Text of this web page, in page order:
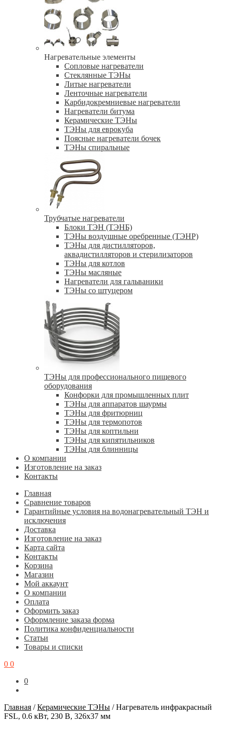
Нагревательные элементы
Сопловые нагреватели
Стеклянные ТЭНы
Литые нагреватели
Ленточные нагреватели
Карбидокремниевые нагреватели
Нагреватели битума
Керамические ТЭНы
ТЭНы для еврокуба
Поясные нагреватели бочек
ТЭНы спиральные
Трубчатые нагреватели
Блоки ТЭН (ТЭНБ)
ТЭНы воздушные оребренные (ТЭНР)
ТЭНы для дистилляторов,
аквадистилляторов и стерилизаторов
ТЭНы для котлов
ТЭНы масляные
Нагреватели для гальваники
ТЭНы со штуцером
ТЭНы для профессионального пищевого
оборудования
Конфорки для промышленных плит
ТЭНы для аппаратов шаурмы
ТЭНы для фритюрниц
ТЭНы для термопотов
ТЭНы для коптильни
ТЭНы для кипятильников
ТЭНы для блинницы
О компании
Изготовление на заказ
Контакты
Главная
Cравнение товаров
Гарантийные условия на водонагревательный ТЭН и
исключения
Доставка
Изготовление на заказ
Карта сайта
Контакты
Корзина
Магазин
Мой аккаунт
О компании
Оплата
Оформить заказ
Оформление заказа форма
Политика конфиденциальности
Статьи
Товары и списки
0 0
0
Главная /Керамические ТЭНы /Нагреватель инфракрасный
FSL, 0.6 кВт, 230 В, 326x37 мм